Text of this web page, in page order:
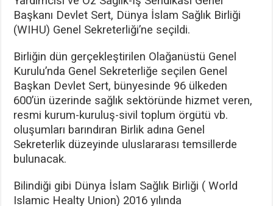
Başkanı Devlet Sert, Dünya İslam Sağlık Birliği
(WIHU) Genel Sekreterliği’ne seçildi.
Birliğin dün gerçekleştirilen Olağanüstü Genel
Kurulu’nda Genel Sekreterliğe seçilen Genel
Başkan Devlet Sert, bünyesinde 96 ülkeden
600’ün üzerinde sağlık sektöründe hizmet veren,
resmi kurum-kuruluş-sivil toplum örgütü vb.
oluşumları barındıran Birlik adına Genel
Sekreterlik düzeyinde uluslararası temsillerde
bulunacak.
Bilindiği gibi Dünya İslam Sağlık Birliği ( World
Islamic Healty Union) 2016 yılında